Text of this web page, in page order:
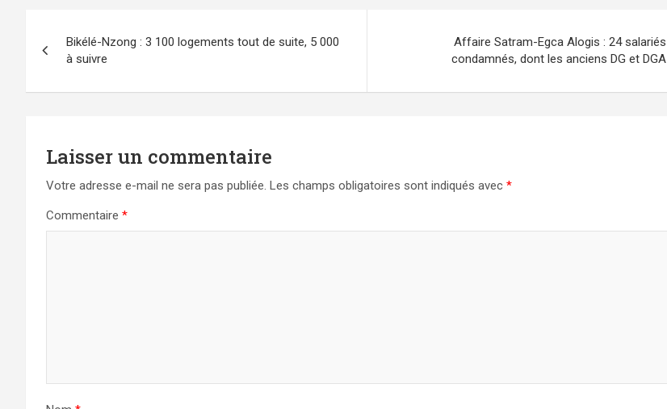
de
l’article
Bikélé-Nzong : 3 100 logements tout de suite, 5 000
à suivre
Affaire Satram-Egca Alogis : 24 salariés
condamnés, dont les anciens DG et DGA
Laisser un commentaire
Votre adresse e-mail ne sera pas publiée. Les champs obligatoires sont indiqués avec *
Commentaire *